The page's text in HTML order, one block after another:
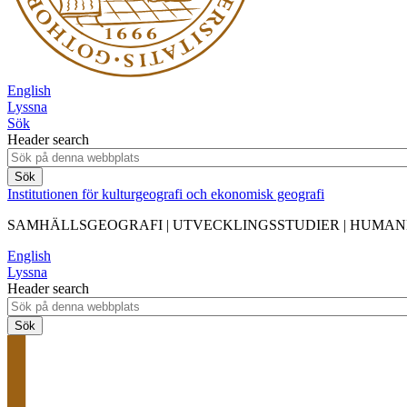
English
Lyssna
Sök
Header search
Institutionen för kulturgeografi och ekonomisk geografi
SAMHÄLLSGEOGRAFI | UTVECKLINGSSTUDIER |
English
Lyssna
Header search